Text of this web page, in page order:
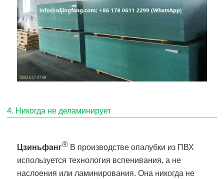
4. Никогда не деламинирует
Цзиньфанг® В производстве опалубки из ПВХ
используется технология вспенивания, а не
наслоения или ламинирования. Она никогда не